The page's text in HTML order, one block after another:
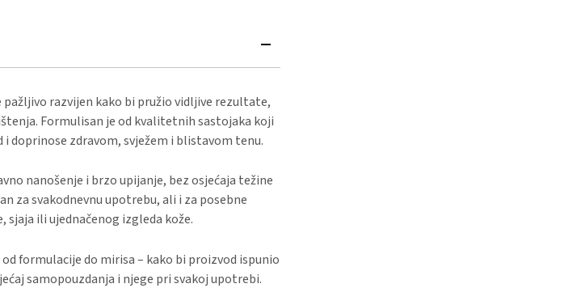
razvijen kako bi pružio vidljive rezultate,
Formulisan je od kvalitetnih sastojaka koji
doprinose zdravom, svježem i blistavom tenu.
nanošenje i brzo upijanje, bez osjećaja težine
za svakodnevnu upotrebu, ali i za posebne
ili ujednačenog izgleda kože.
formulacije do mirisa – kako bi proizvod ispunio
samopouzdanja i njege pri svakoj upotrebi.